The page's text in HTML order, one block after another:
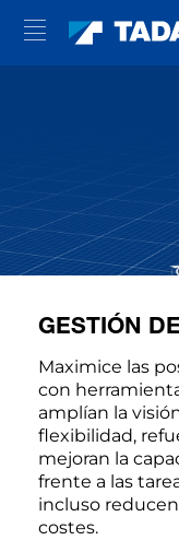
GESTIÓN
Maximice las
con
amplían la
flexibilidad,
mejoran la
frente a las
incluso
costes.